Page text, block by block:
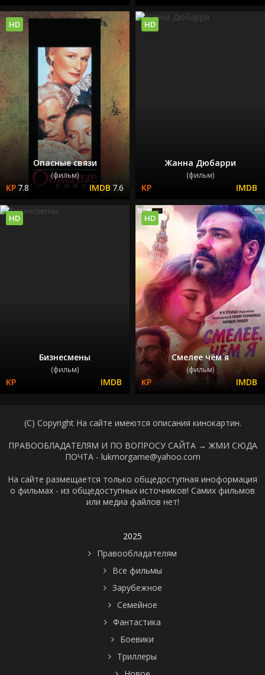
Опасные связи
(фильм)
7.8 7.6
HD
Жанна Дюбарри
(фильм)
HD
Бизнесмены
(фильм)
HD
Смелее чем я
(фильм)
HD
(C) Copyright На сайте имеются описания кинокартин.
ПРАВООБЛАДАТЕЛЯМ И ПО ВОПРОСУ САЙТА → ЖМИ СЮДА
ПОЧТА - lukmorgame@yahoo.com
На сайте размещается только общедоступная иноформация
о фильмах - из общедоступных источников! Самих фильмов
или медиа файлов нет!
2025
Правообладателям
Все фильмы
Зарубежное
Семейное
Фантастика
Боевики
Триллеры